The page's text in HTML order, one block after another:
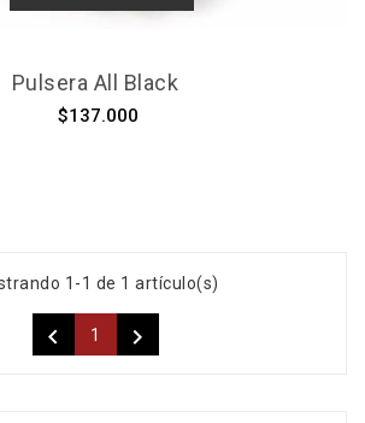
Pulsera All Black
$137.000
1-1 de 1 artículo(s)
 1 